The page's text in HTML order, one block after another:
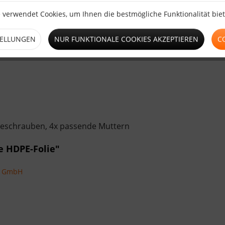
4x passende Muttern
Folie"
verwendet Cookies, um Ihnen die bestmögliche Funktionalität
NUR FUNKTIONALE COOKIES AKZEPTIEREN